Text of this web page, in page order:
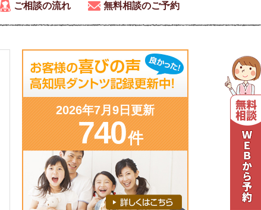
ご相談の流れ 無料相談のご予約
740
2026年7月9日更新